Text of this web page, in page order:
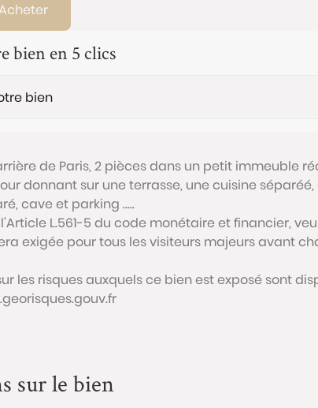
bien en 5 clics
de Paris, 2 pièces dans un petit immeuble
donnant sur une terrasse, une cuisine
cave et parking .....
L.561-5 du code monétaire et financier,
exigée pour tous les visiteurs majeurs avant
les risques auxquels ce bien est exposé sont
sur le bien